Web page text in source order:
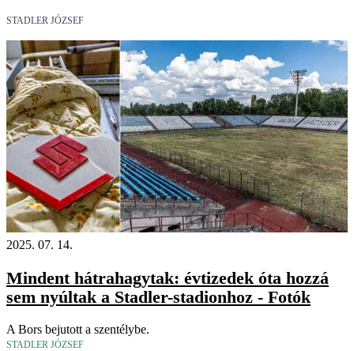
STADLER JÓZSEF
2025. 07. 14.
Mindent hátrahagytak: évtizedek óta hozzá
sem nyúltak a Stadler-stadionhoz - Fotók
A Bors bejutott a szentélybe.
STADLER JÓZSEF